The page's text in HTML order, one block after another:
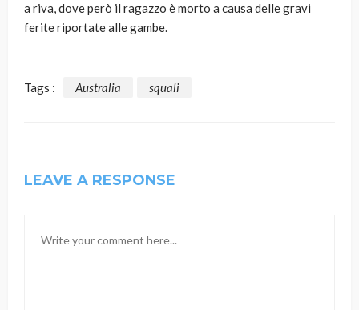
a riva, dove però il ragazzo è morto a causa delle gravi
ferite riportate alle gambe.
Tags : Australia squali
LEAVE A RESPONSE